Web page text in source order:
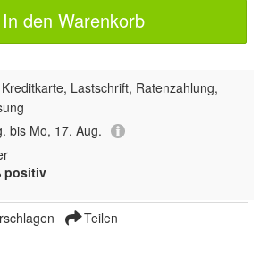
In den Warenkorb
Lastschrift, Ratenzahlung,
bis Mo, 17. Aug.
positiv
Teilen